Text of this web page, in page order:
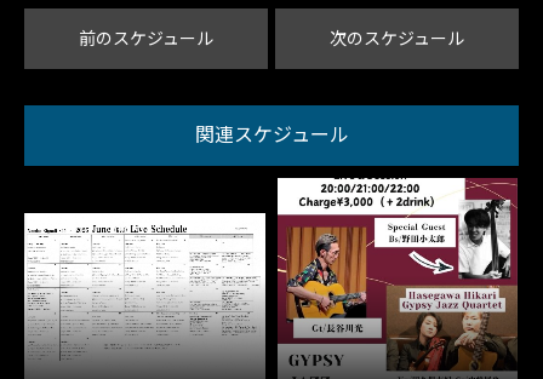
前のスケジュール 次のスケジュール
関連スケジュール